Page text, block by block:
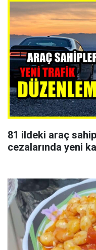
81 ildeki araç
cezalarında yeni